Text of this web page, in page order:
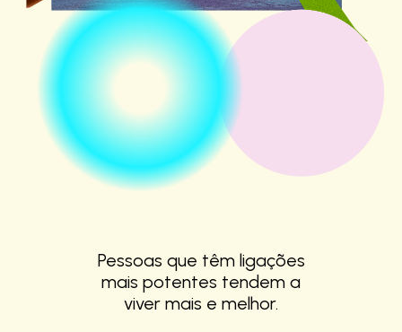
Pessoas que têm ligações
mais potentes tendem a
viver mais e melhor.